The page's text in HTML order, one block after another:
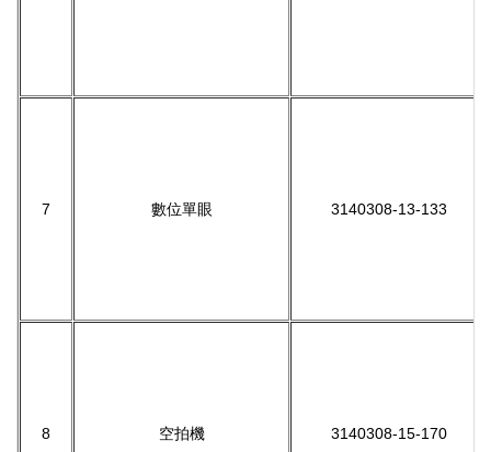
7 數位單眼 3140308-13-133
8 空拍機 3140308-15-170